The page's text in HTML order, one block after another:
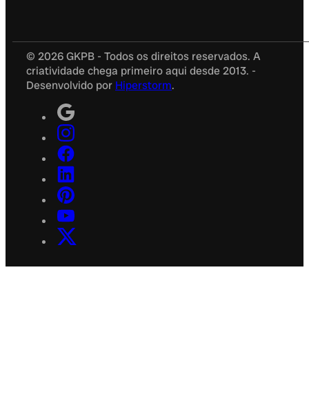
© 2026 GKPB - Todos os direitos reservados. A
criatividade chega primeiro aqui desde 2013. -
Desenvolvido por Hiperstorm.